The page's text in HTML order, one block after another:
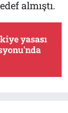
almıştı.
yasası